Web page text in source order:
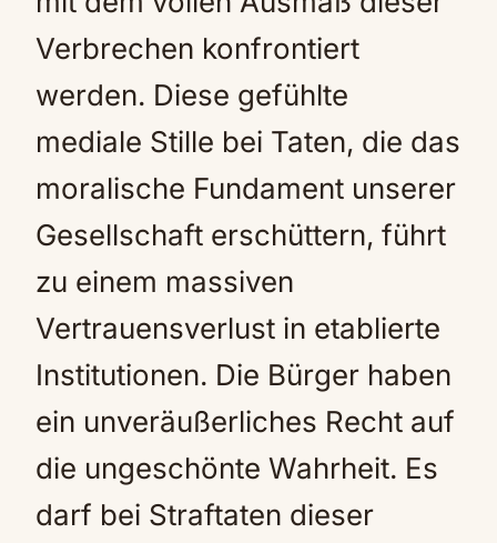
Verbrechen konfrontiert
werden. Diese gefühlte
mediale Stille bei Taten, die das
moralische Fundament unserer
Gesellschaft erschüttern, führt
zu einem massiven
Vertrauensverlust in etablierte
Institutionen. Die Bürger haben
ein unveräußerliches Recht auf
die ungeschönte Wahrheit. Es
darf bei Straftaten dieser